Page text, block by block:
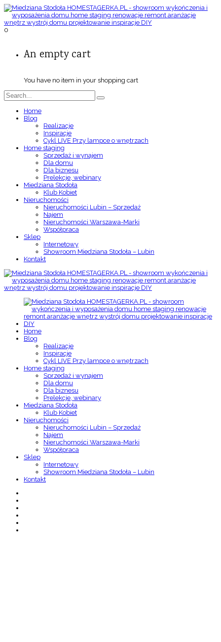
0
An empty cart
You have no item in your shopping cart
Home
Blog
Realizacje
Inspiracje
Cykl LIVE Przy lampce o wnętrzach
Home staging
Sprzedaż i wynajem
Dla domu
Dla biznesu
Prelekcje, webinary
Miedziana Stodoła
Klub Kobiet
Nieruchomości
Nieruchomości Lubin – Sprzedaż
Najem
Nieruchomości Warszawa-Marki
Współpraca
Sklep
Internetowy
Showroom Miedziana Stodoła – Lubin
Kontakt
Home
Blog
Realizacje
Inspiracje
Cykl LIVE Przy lampce o wnętrzach
Home staging
Sprzedaż i wynajem
Dla domu
Dla biznesu
Prelekcje, webinary
Miedziana Stodoła
Klub Kobiet
Nieruchomości
Nieruchomości Lubin – Sprzedaż
Najem
Nieruchomości Warszawa-Marki
Współpraca
Sklep
Internetowy
Showroom Miedziana Stodoła – Lubin
Kontakt